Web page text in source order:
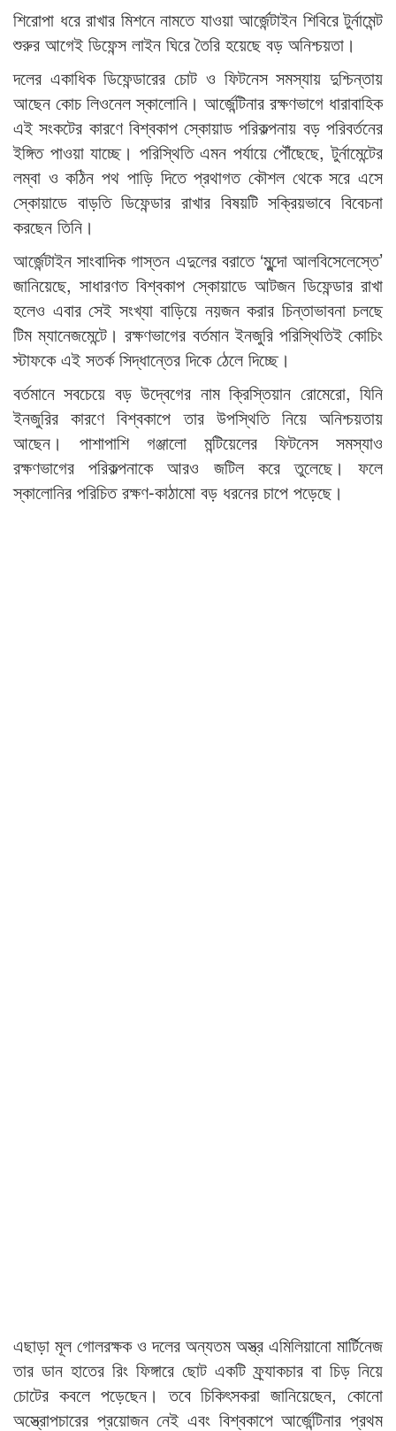
শিরোপা ধরে রাখার মিশনে নামতে যাওয়া আর্জেন্টাইন শিবিরে টুর্নামেন্ট
শুরুর আগেই ডিফেন্স লাইন ঘিরে তৈরি হয়েছে বড় অনিশ্চয়তা।
দলের একাধিক ডিফেন্ডারের চোট ও ফিটনেস সমস্যায় দুশ্চিন্তায়
আছেন কোচ লিওনেল স্কালোনি। আর্জেন্টিনার রক্ষণভাগে ধারাবাহিক
এই সংকটের কারণে বিশ্বকাপ স্কোয়াড পরিকল্পনায় বড় পরিবর্তনের
ইঙ্গিত পাওয়া যাচ্ছে। পরিস্থিতি এমন পর্যায়ে পৌঁছেছে, টুর্নামেন্টের
লম্বা ও কঠিন পথ পাড়ি দিতে প্রথাগত কৌশল থেকে সরে এসে
স্কোয়াডে বাড়তি ডিফেন্ডার রাখার বিষয়টি সক্রিয়ভাবে বিবেচনা
করছেন তিনি।
আর্জেন্টাইন সাংবাদিক গাস্তন এদুলের বরাতে ‘মুন্দো আলবিসেলেস্তে’
জানিয়েছে, সাধারণত বিশ্বকাপ স্কোয়াডে আটজন ডিফেন্ডার রাখা
হলেও এবার সেই সংখ্যা বাড়িয়ে নয়জন করার চিন্তাভাবনা চলছে
টিম ম্যানেজমেন্টে। রক্ষণভাগের বর্তমান ইনজুরি পরিস্থিতিই কোচিং
স্টাফকে এই সতর্ক সিদ্ধান্তের দিকে ঠেলে দিচ্ছে।
বর্তমানে সবচেয়ে বড় উদ্বেগের নাম ক্রিস্তিয়ান রোমেরো, যিনি
ইনজুরির কারণে বিশ্বকাপে তার উপস্থিতি নিয়ে অনিশ্চয়তায়
আছেন। পাশাপাশি গঞ্জালো মন্টিয়েলের ফিটনেস সমস্যাও
রক্ষণভাগের পরিকল্পনাকে আরও জটিল করে তুলেছে। ফলে
স্কালোনির পরিচিত রক্ষণ-কাঠামো বড় ধরনের চাপে পড়েছে।
এছাড়া মূল গোলরক্ষক ও দলের অন্যতম অস্ত্র এমিলিয়ানো মার্টিনেজ
তার ডান হাতের রিং ফিঙ্গারে ছোট একটি ফ্র্যাকচার বা চিড় নিয়ে
চোটের কবলে পড়েছেন। তবে চিকিৎসকরা জানিয়েছেন, কোনো
অস্ত্রোপচারের প্রয়োজন নেই এবং বিশ্বকাপে আর্জেন্টিনার প্রথম